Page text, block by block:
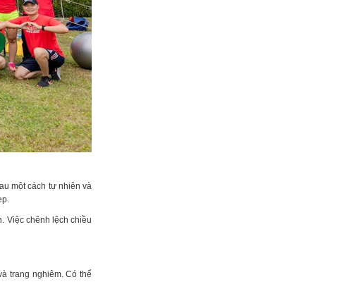
một cách tự nhiên và
Việc chênh lệch chiều
trang nghiêm. Có thể